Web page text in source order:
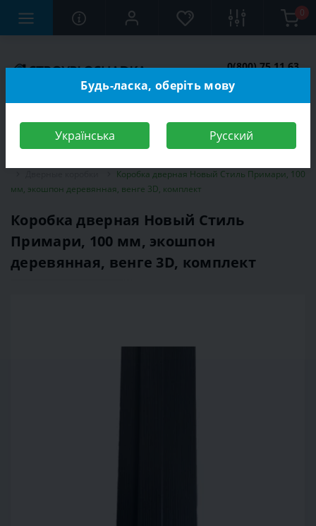
0
0(800) 75 11 63
Коробка дверная Новый Стиль Примари, 100
мм, экошпон деревянная, венге 3D, комплект
Коробка дверная Новый Стиль
Примари, 100 мм, экошпон
деревянная, венге 3D, комплект
Будь-ласка, оберіть мову
Українська Русский